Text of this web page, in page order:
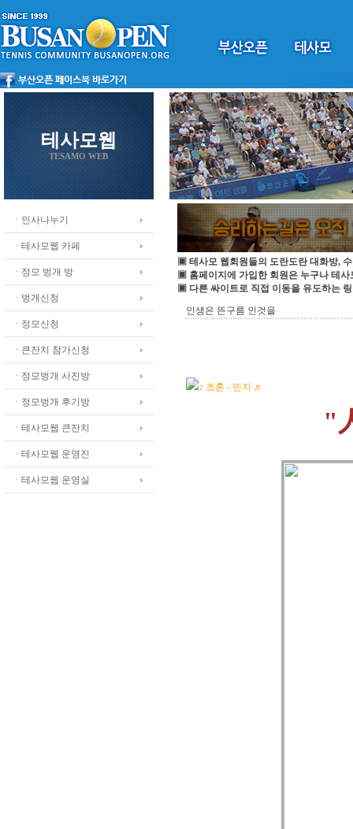
테사모웹
TESAMO WEB
ㆍ인사나누기
ㆍ테사모웹 카페
ㆍ정모 벙개 방
ㆍ벙개신청
ㆍ정모신청
ㆍ큰잔치 참가신청
ㆍ정모벙개 사진방
ㆍ정모벙개 후기방
ㆍ테사모웹 큰잔치
ㆍ테사모웹 운영진
ㆍ테사모웹 운영실
▣ 테사모 웹회원들의 도란도란 대화방,
▣ 홈페이지에 가입한 회원은 누구나 테사
▣ 다른 싸이트로 직접 이동을 유도하는
인생은 뜬구름 인것을
♪ 초혼 - 민지 ♬
"